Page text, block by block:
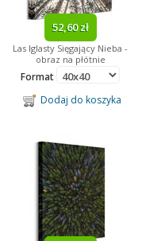
52,60 zł
Las Iglasty Sięgający Nieba -
obraz na płótnie
Format
Dodaj do koszyka